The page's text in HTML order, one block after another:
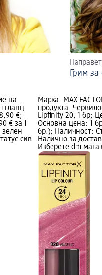
Грим за
на
гланц
€;
€ за 1
зелен
сив
Марка: MAX
продукта:
Lipfinity 20, 1 бр;
Основна цена: 1
бр.); Наличност:
Налично за
Изберете dm